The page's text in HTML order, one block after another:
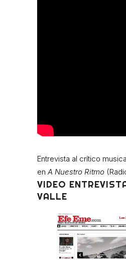
Entrevista al crítico
en A Nuestro Ritmo
VIDEO
VALLE